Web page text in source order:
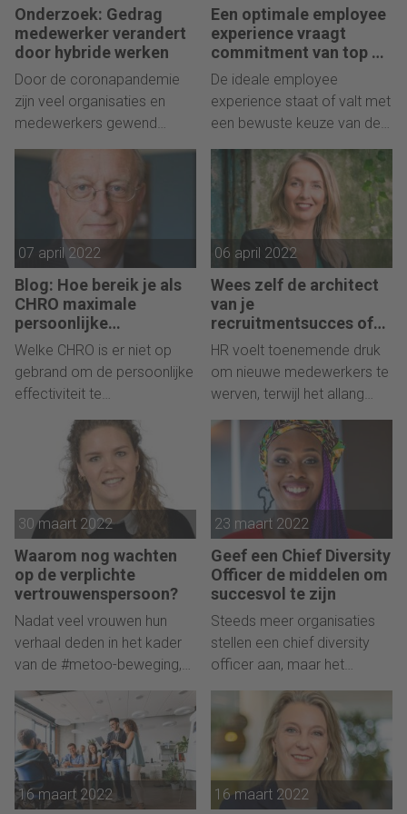
Onderzoek: Gedrag
medewerker verandert
door hybride werken
Door de coronapandemie
zijn veel organisaties en
medewerkers gewend
geraakt aan thuiswerken. De
medewerkers meer
zeggenschap moeten
krijgen over het thuiswerken.
Maar hoe zorg je ervoor dat
medewerkers goed
omgaan met deze extra
zeggenschap?
Een optimale employee
experience vraagt
commitment van top én
leidinggevenden
De ideale employee
experience staat of valt met
een bewuste keuze van de
top en de leidinggevenden.
Daar hoort ook specifiek
gedrag bij.
07 april 2022
Blog: Hoe bereik je als
CHRO maximale
persoonlijke
effectiviteit?
Welke CHRO is er niet op
gebrand om de persoonlijke
effectiviteit te
maximaliseren? Enkele do’s
en don’ts hiervoor zet Kees
Blokland onder elkaar.
06 april 2022
Wees zelf de architect
van je
recruitmentsucces of
leer toveren :-)
HR voelt toenemende druk
om nieuwe medewerkers te
werven, terwijl het allang
geen onderwerp meer is
voor HR alleen. Anne
Jaakke over hoe je
recruitment wél moet
aanpakken in deze markt.
30 maart 2022
Waarom nog wachten
op de verplichte
vertrouwenspersoon?
Nadat veel vrouwen hun
verhaal deden in het kader
van de #metoo-beweging,
blijven gevallen van
grensoverschrijdend gedrag
in de publiciteit komen.
23 maart 2022
Geef een Chief Diversity
Officer de middelen om
succesvol te zijn
Steeds meer organisaties
stellen een chief diversity
officer aan, maar het
werkelijk verbeteren van de
diversiteit in de organisatie
vraagt meer.
16 maart 2022 16 maart 2022